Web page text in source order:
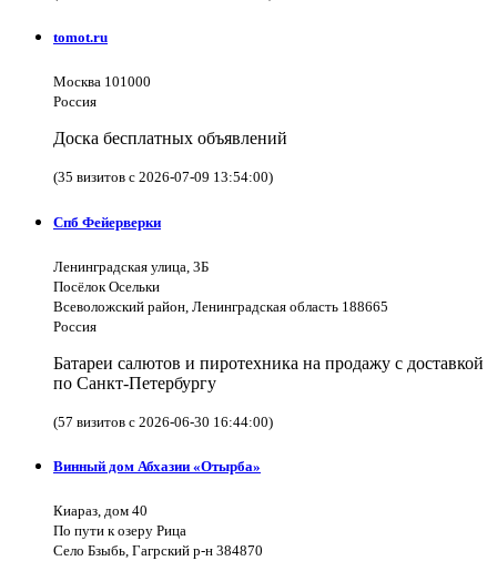
tomot.ru
Москва 101000
Россия
Доска бесплатных объявлений
(35 визитов с 2026-07-09 13:54:00)
Спб Фейерверки
Ленинградская улица, 3Б
Посёлок Осельки
Всеволожский район, Ленинградская область 188665
Россия
Батареи салютов и пиротехника на продажу с доставкой
по Санкт-Петербургу
(57 визитов с 2026-06-30 16:44:00)
Винный дом Абхазии «Отырба»
Киараз, дом 40
По пути к озеру Рица
Село Бзыбь, Гагрский р-н 384870